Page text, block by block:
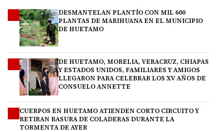
DESMANTELAN PLANTÍO CON MIL 600
PLANTAS DE MARIHUANA EN EL MUNICIPIO
DE HUETAMO
DE HUETAMO, MORELIA, VERACRUZ, CHIAPAS
Y ESTADOS UNIDOS, FAMILIARES Y AMIGOS
LLEGARON PARA CELEBRAR LOS XV AÑOS DE
CONSUELO ANNETTE
CUERPOS EN HUETAMO ATIENDEN CORTO CIRCUITO Y
RETIRAN BASURA DE COLADERAS DURANTE LA
TORMENTA DE AYER